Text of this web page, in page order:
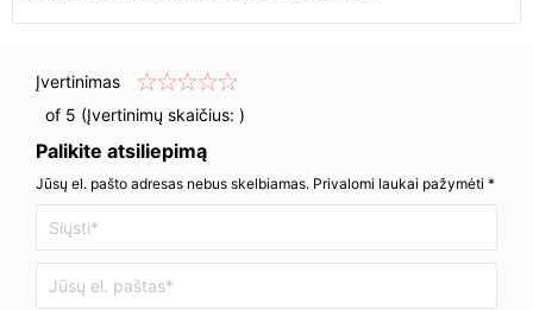
Įvertinimas
of 5 (Įvertinimų skaičius: )
Palikite atsiliepimą
Jūsų el. pašto adresas nebus skelbiamas. Privalomi laukai pažymėti *